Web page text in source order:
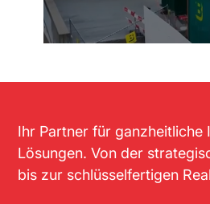
Ihr Partner für ganzheitliche
Lösungen. Von der
bis zur schlüsselfertigen